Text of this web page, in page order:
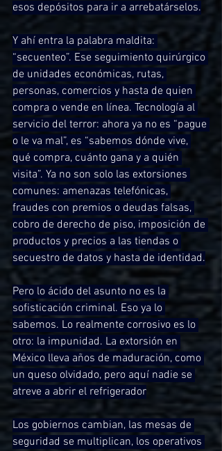
esos depósitos para ir a arrebatárselos.
Y ahí entra la palabra maldita:
“secuenteo”. Ese seguimiento quirúrgico
de unidades económicas, rutas,
personas, comercios y hasta de quien
compra o vende en línea. Tecnología al
servicio del terror: ahora ya no es “pague
o le va mal”, es “sabemos dónde vive,
qué compra, cuánto gana y a quién
visita”. Ya no son solo las extorsiones
comunes: amenazas telefónicas,
fraudes con premios o deudas falsas,
cobro de derecho de piso, imposición de
productos y precios a las tiendas o
secuestro de datos y hasta de identidad.
Pero lo ácido del asunto no es la
sofisticación criminal. Eso ya lo
sabemos. Lo realmente corrosivo es lo
otro: la impunidad. La extorsión en
México lleva años de maduración, como
un queso olvidado, pero aquí nadie se
atreve a abrir el refrigerador
Los gobiernos cambian, las mesas de
seguridad se multiplican, los operativos